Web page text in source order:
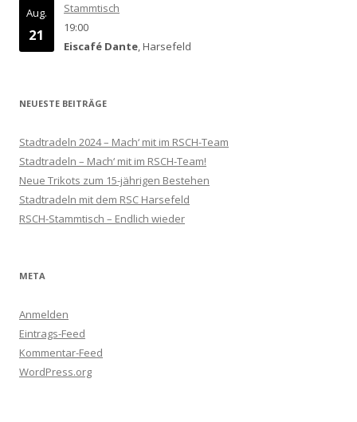
Aug.
21
Stammtisch
19:00
Eiscafé Dante, Harsefeld
NEUESTE BEITRÄGE
Stadtradeln 2024 – Mach‘ mit im RSCH-Team
Stadtradeln – Mach‘ mit im RSCH-Team!
Neue Trikots zum 15-jährigen Bestehen
Stadtradeln mit dem RSC Harsefeld
RSCH-Stammtisch – Endlich wieder
META
Anmelden
Eintrags-Feed
Kommentar-Feed
WordPress.org